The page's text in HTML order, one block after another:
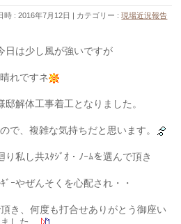
時 : 2016年7月12日 カテゴリー :現場近況報告
日は少し風が強いですが
れですネ
解体工事着工となりました。
で、複雑な気持ちだと思います。
私し共ｽﾀｼﾞｵ・ﾉｰﾑを選んで頂き
ﾞｰやぜんそくを心配され・・
き、何度も打合せありがとう御座い